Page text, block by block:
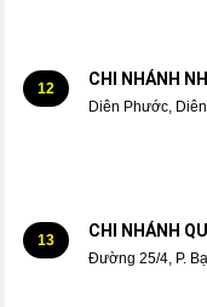
12 CHI NHÁNH
Diên Phước,
13 CHI NHÁNH
Đường 25/4, P.